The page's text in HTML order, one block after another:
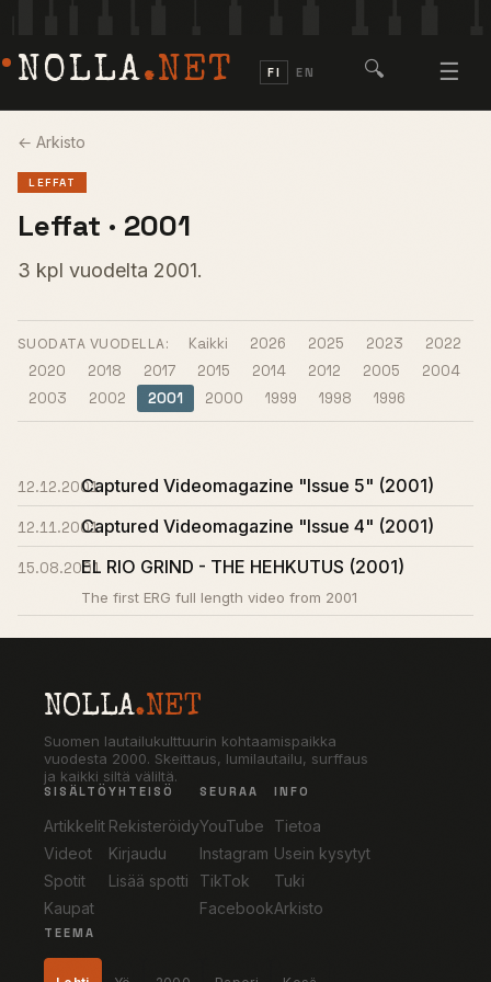
NOLLA.NET FI EN 🔍 ☰
← Arkisto
LEFFAT
Leffat · 2001
3 kpl vuodelta 2001.
SUODATA VUODELLA: Kaikki 2026 2025 2023
2022
2020
2018 2017 2015 2014 2012 2005
2004
2003
2002 2001 2000 1999 1998 1996
12.12.2001Captured Videomagazine "Issue 5" (2001)
12.11.2001Captured Videomagazine "Issue 4" (2001)
15.08.2001EL RIO GRIND - THE HEHKUTUS (2001)
The first ERG full length video from 2001
NOLLA.NET
Suomen lautailukulttuurin kohtaamispaikka
vuodesta 2000. Skeittaus, lumilautailu, surffaus
ja kaikki siltä väliltä.
SISÄLTÖ
Artikkelit
Videot
Spotit
Kaupat
YHTEISÖ
Rekisteröidy
Kirjaudu
Lisää spotti
SEURAA
YouTube
Instagram
TikTok
Facebook
INFO
Tietoa
Usein kysytyt
Tuki
Arkisto
TEEMA